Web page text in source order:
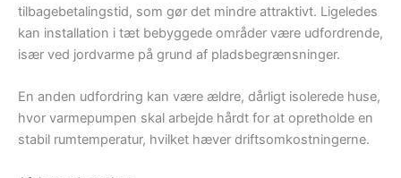
tilbagebetalingstid, som gør det mindre attraktivt. Ligeledes
kan installation i tæt bebyggede områder være udfordrende,
især ved jordvarme på grund af pladsbegrænsninger.
En anden udfordring kan være ældre, dårligt isolerede huse,
hvor varmepumpen skal arbejde hårdt for at opretholde en
stabil rumtemperatur, hvilket hæver driftsomkostningerne.